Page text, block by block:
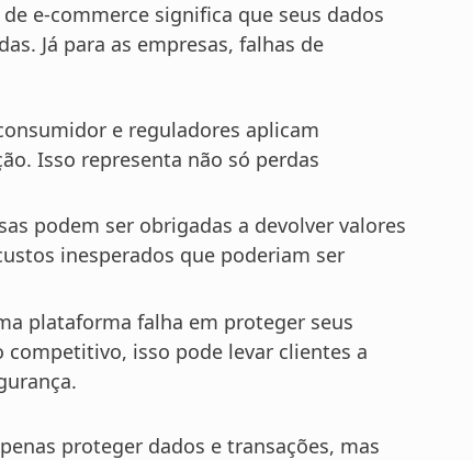
e-commerce significa que seus dados
Já para as empresas, falhas de
e reguladores aplicam
Isso representa não só perdas
podem ser obrigadas a devolver valores
inesperados que poderiam ser
plataforma falha em proteger seus
competitivo, isso pode levar clientes a
proteger dados e transações, mas